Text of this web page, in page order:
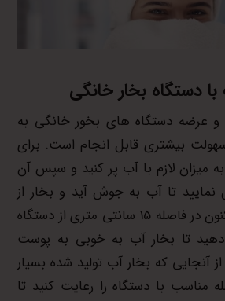
با دستگاه بخار خانگی
و عرضه دستگاه های بخور خانگی به
بیشتری قابل انجام است. برای
میزان لازم با آب پر کنید و سپس آن
نمایید تا آب به جوش آید و بخار از
دستگاه خارج شود. اکنون در فاصله 15 سانتی متری از دستگاه
دهید تا بخار آب به خوبی به پوست
آنجایی که بخار آب تولید شده بسیار
مناسب با دستگاه را رعایت کنید تا